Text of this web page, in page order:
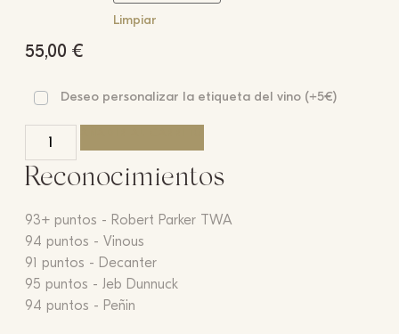
Limpiar
55,00 €
Deseo personalizar la etiqueta del vino (+5€)
Reconocimientos
93+ puntos - Robert Parker TWA
94 puntos - Vinous
91 puntos - Decanter
95 puntos - Jeb Dunnuck
94 puntos - Peñin